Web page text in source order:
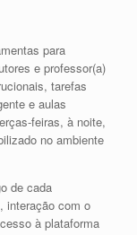
para
e professor(a)
tarefas
e aulas
feiras, à noite,
no ambiente
de cada
interação com o
à plataforma